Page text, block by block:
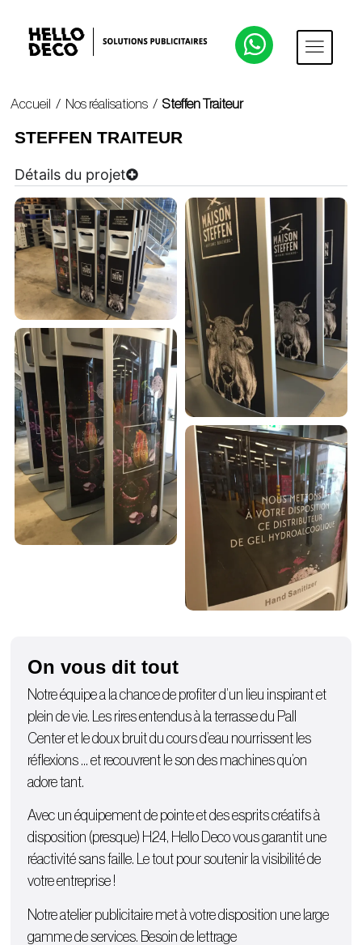
Accueil / Nos réalisations /Steffen Traiteur
STEFFEN TRAITEUR
Détails du projet
On vous dit tout
Notre équipe a la chance de profiter d’un lieu inspirant et
plein de vie. Les rires entendus à la terrasse du Pall
Center et le doux bruit du cours d’eau nourrissent les
réflexions … et recouvrent le son des machines qu’on
adore tant.
Avec un équipement de pointe et des esprits créatifs à
disposition (presque) H24, Hello Deco vous garantit une
réactivité sans faille. Le tout pour soutenir la visibilité de
votre entreprise !
Notre atelier publicitaire met à votre disposition une large
gamme de services. Besoin de lettrage